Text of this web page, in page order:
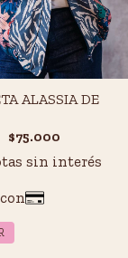
ALASSIA DE
$75.000